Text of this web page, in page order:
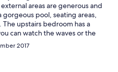
areas are generous and
pool, seating areas,
upstairs bedroom has a
can watch the waves or the
has everything you could
notes - is charming and kind
with gifts and great
2017